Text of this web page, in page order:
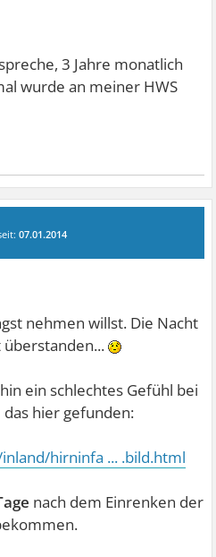
3 Jahre monatlich
wurde an meiner HWS
07.01.2014
nehmen willst. Die Nacht
überstanden...
ein schlechtes Gefühl bei
das hier gefunden:
hirninfa ... .bild.html
nach dem Einrenken der